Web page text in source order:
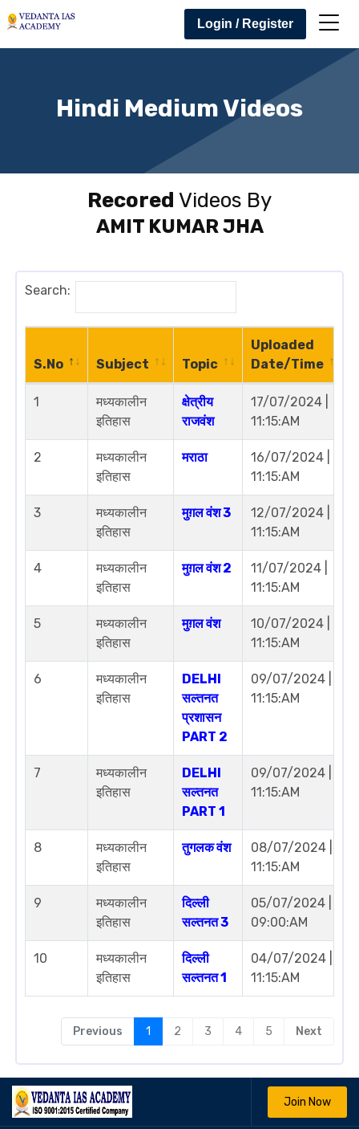
Login / Register
Hindi Medium Videos
Recored Videos By
AMIT KUMAR JHA
Search:
S.No Subject Topic
Uploaded
Date/Time
1
मध्यकालीन
इतिहास
क्षेत्रीय
राजवंश
17/07/2024 |
11:15:AM
2
मध्यकालीन
इतिहास
मराठा
16/07/2024 |
11:15:AM
3
मध्यकालीन
इतिहास
मुग़ल वंश 3
12/07/2024 |
11:15:AM
4
मध्यकालीन
इतिहास
मुग़ल वंश 2
11/07/2024 |
11:15:AM
5
मध्यकालीन
इतिहास
मुग़ल वंश
10/07/2024 |
11:15:AM
6
मध्यकालीन
इतिहास
DELHI
सल्तनत
प्रशासन
PART 2
09/07/2024 |
11:15:AM
7
मध्यकालीन
इतिहास
DELHI
सल्तनत
PART 1
09/07/2024 |
11:15:AM
8
मध्यकालीन
इतिहास
तुगलक वंश
08/07/2024 |
11:15:AM
9
मध्यकालीन
इतिहास
दिल्ली
सल्तनत 3
05/07/2024 |
09:00:AM
10
मध्यकालीन
इतिहास
दिल्ली
सल्तनत 1
04/07/2024 |
11:15:AM
Previous 1 2 3 4 5 Next
Join Now